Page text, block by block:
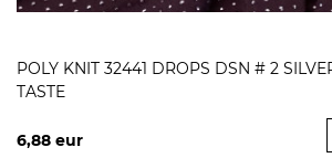
POLY KNIT 32441 DROPS DSN # 2
TASTE
6,88 eur